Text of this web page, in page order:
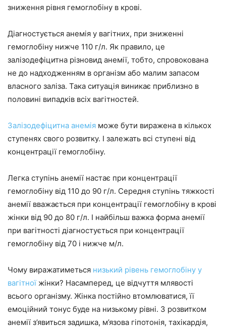
зниження рівня гемоглобіну в крові.
Діагностується анемія у вагітних, при зниженні
гемоглобіну нижче 110 г/л. Як правило, це
залізодефіцитна різновид анемії, тобто, спровокована
не до надходженням в організм або малим запасом
власного заліза. Така ситуація виникає приблизно в
половині випадків всіх вагітностей.
Залізодефіцитна анемія може бути виражена в кількох
ступенях свого розвитку. І залежать всі ступені від
концентрації гемоглобіну.
Легка ступінь анемії настає при концентрації
гемоглобіну від 110 до 90 г/л. Середня ступінь тяжкості
анемії вважається при концентрації гемоглобіну в крові
жінки від 90 до 80 г/л. І найбільш важка форма анемії
при вагітності діагностується при концентрації
гемоглобіну від 70 і нижче м/л.
Чому виражатиметься низький рівень гемоглобіну у
вагітної жінки? Насамперед, це відчуття млявості
всього організму. Жінка постійно втомлюватися, її
емоційний тонус буде на низькому рівні. З розвитком
анемії з’явиться задишка, м’язова гіпотонія, тахікардія,